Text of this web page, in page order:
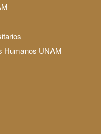
Humanos UNAM